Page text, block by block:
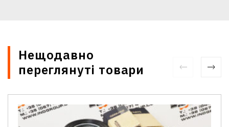
Нещодавно
переглянуті товари